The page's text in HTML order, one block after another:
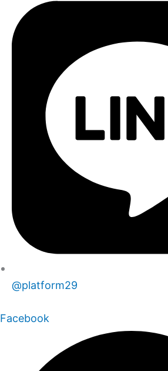
@platform29
Facebook